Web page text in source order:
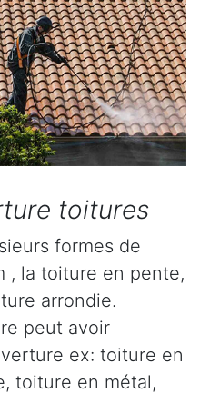
toitures
formes de
, la toiture en pente,
arrondie.
peut avoir
ex: toiture en
toiture en métal,